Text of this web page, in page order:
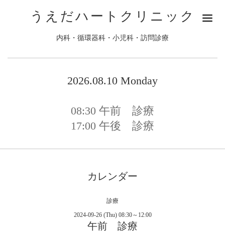
うえだハートクリニック
内科・循環器科・小児科・訪問診療
2026.08.10 Monday
08:30 午前 診療
17:00 午後 診療
カレンダー
診療
2024-09-26 (Thu) 08:30～12:00
午前 診療